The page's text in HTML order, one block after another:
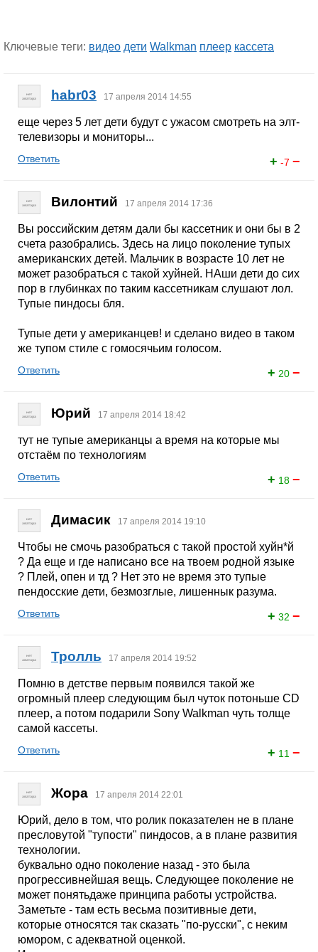
Ключевые теги: видео дети Walkman плеер кассета
habr03 17 апреля 2014 14:55
еще через 5 лет дети будут с ужасом смотреть на элт-
телевизоры и мониторы...
+ -7 −
Ответить
Вилонтий 17 апреля 2014 17:36
Вы российским детям дали бы кассетник и они бы в 2
счета разобрались. Здесь на лицо поколение тупых
американских детей. Мальчик в возрасте 10 лет не
может разобраться с такой хуйней. НАши дети до сих
пор в глубинках по таким кассетникам слушают лол.
Тупые пиндосы бля.
Тупые дети у американцев! и сделано видео в таком
же тупом стиле с гомосячьим голосом.
+ 20 −
Ответить
Юрий 17 апреля 2014 18:42
тут не тупые американцы а время на которые мы
отстаём по технологиям
+ 18 −
Ответить
Димасик 17 апреля 2014 19:10
Чтобы не смочь разобраться с такой простой хуйн*й
? Да еще и где написано все на твоем родной языке
? Плей, опен и тд ? Нет это не время это тупые
пендосские дети, безмозглые, лишеннык разума.
+ 32 −
Ответить
Тролль 17 апреля 2014 19:52
Помню в детстве первым появился такой же
огромный плеер следующим был чуток потоньше CD
плеер, а потом подарили Sony Walkman чуть толще
самой кассеты.
+ 11 −
Ответить
Жора 17 апреля 2014 22:01
Юрий, дело в том, что ролик показателен не в плане
пресловутой "тупости" пиндосов, а в плане развития
технологии.
буквально одно поколение назад - это была
прогрессивнейшая вещь. Следующее поколение не
может понятьдаже принципа работы устройства.
Заметьте - там есть весьма позитивные дети,
которые относятся так сказать "по-русски", с неким
юмором, с адекватной оценкой.